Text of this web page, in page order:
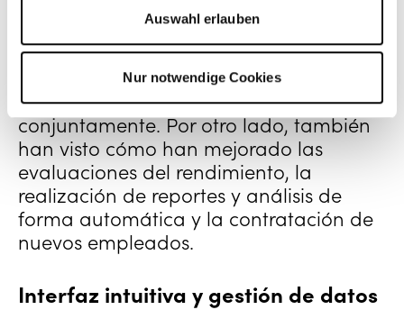
Auswahl erlauben
Nur notwendige Cookies
ausencias de los empleados, el
onboarding, la tramitación de nóminas
o los recordatorios automáticos de
aniversarios de trabajo y cumpleaños
que ahora pueden celebrar
conjuntamente. Por otro lado, también
han visto cómo han mejorado las
evaluaciones del rendimiento, la
realización de reportes y análisis de
forma automática y la contratación de
nuevos empleados.
Interfaz intuitiva y gestión de datos